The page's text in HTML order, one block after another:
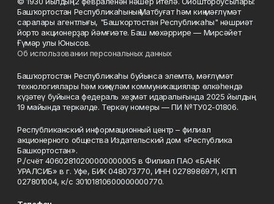
Башҡортостан Республикаһының Матбуғат һәм киң мәғлүмәт
саралары агентлығы, "Башҡортостан Республикаһы" нәшриәт
йорто акционерҙар йәмғиәте. Баш мөхәррире — Мирсәйет
Ғүмәр улы Юнысов.
Об использовании персональных данных
Башҡортостан Республикаһы буйынса элемтә, мәғлүмәт
технологиялары һәм киңкүләм коммуникациялар өлкәһендә
күҙәтеү буйынса федераль хеҙмәт идаралығында 2025 йылдың
19 майында теркәлде. Теркәү номеры — ПИ №ТУ02-01806.
Республиканский информационный центр – филиал
акционерного общества Издательский дом «Республика
Башкортостан».
Р./счёт 40602810200000000005 в Филиал ПАО «БАНК
УРАЛСИБ» в г. Уфе, БИК 048073770, ИНН 0278986971, КПП
027801004, к/с 30101810600000000770.